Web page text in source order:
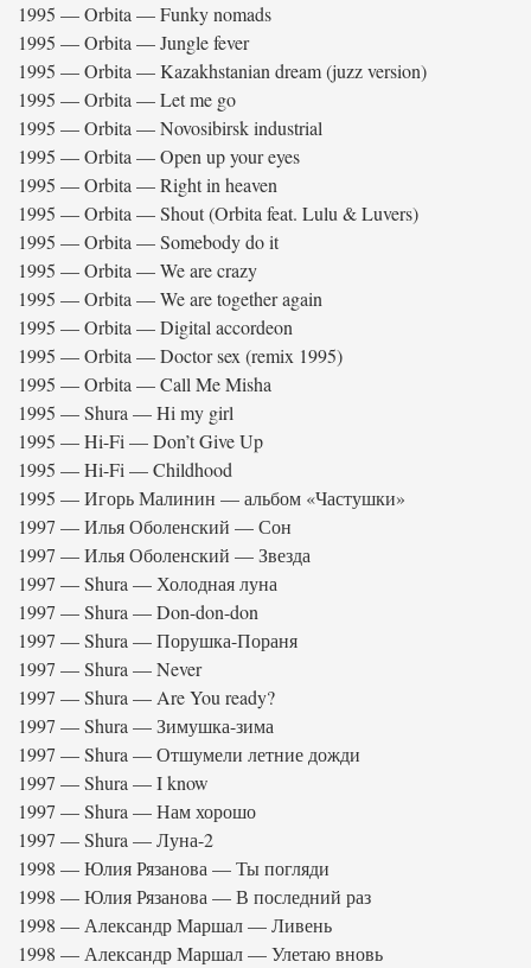
1995 — Orbita — Funky nomads
1995 — Orbita — Jungle fever
1995 — Orbita — Kazakhstanian dream (juzz version)
1995 — Orbita — Let me go
1995 — Orbita — Novosibirsk industrial
1995 — Orbita — Open up your eyes
1995 — Orbita — Right in heaven
1995 — Orbita — Shout (Orbita feat. Lulu & Luvers)
1995 — Orbita — Somebody do it
1995 — Orbita — We are crazy
1995 — Orbita — We are together again
1995 — Orbita — Digital accordeon
1995 — Orbita — Doctor sex (remix 1995)
1995 — Orbita — Call Me Misha
1995 — Shura — Hi my girl
1995 — Hi-Fi — Don’t Give Up
1995 — Hi-Fi — Childhood
1995 — Игорь Малинин — альбом «Частушки»
1997 — Илья Оболенский — Сон
1997 — Илья Оболенский — Звезда
1997 — Shura — Холодная луна
1997 — Shura — Don-don-don
1997 — Shura — Порушка-Пораня
1997 — Shura — Never
1997 — Shura — Are You ready?
1997 — Shura — Зимушка-зима
1997 — Shura — Отшумели летние дожди
1997 — Shura — I know
1997 — Shura — Нам хорошо
1997 — Shura — Луна-2
1998 — Юлия Рязанова — Ты погляди
1998 — Юлия Рязанова — В последний раз
1998 — Александр Маршал — Ливень
1998 — Александр Маршал — Улетаю вновь